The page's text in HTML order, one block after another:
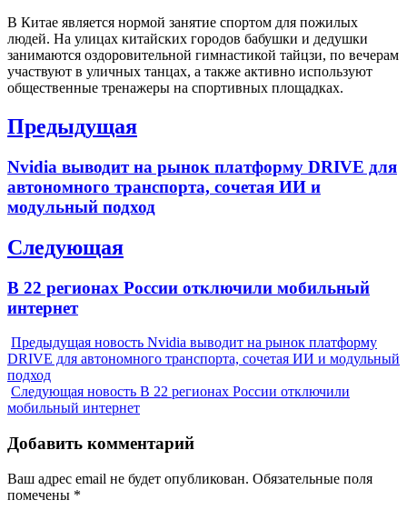
В Китае является нормой занятие спортом для пожилых
людей. На улицах китайских городов бабушки и дедушки
занимаются оздоровительной гимнастикой тайцзи, по вечерам
участвуют в уличных танцах, а также активно используют
общественные тренажеры на спортивных площадках.
Навигация
записям
Предыдущая
Previous
Nvidia выводит на рынок платформу DRIVE для
автономного транспорта, сочетая ИИ и
модульный подход
Следующая
Next
В 22 регионах России отключили мобильный
интернет
Предыдущая новость Nvidia выводит на рынок платформу
DRIVE для автономного транспорта, сочетая ИИ и модульный
подход
Следующая новость В 22 регионах России отключили
мобильный интернет
Добавить комментарий
Ваш адрес email не будет опубликован. Обязательные поля
помечены *